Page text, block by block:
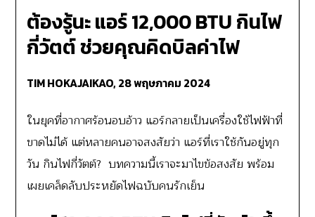
ต้องรู้นะ แอร์ 12,000 BTU กินไฟ
กี่วัตต์ ช่วยคุณคิดบิลค่าไฟ
TIM HOKAJAIKAO, 28 พฤษภาคม 2024
ในยุคที่อากาศร้อนอบอ้าว แอร์กลายเป็นเครื่องใช้ไฟฟ้าที่
ขาดไม่ได้ แต่หลายคนอาจสงสัยว่า แอร์ที่เราใช้กันอยู่ทุก
วัน กินไฟกี่วัตต์? บทความนี้เราจะมาไขข้อสงสัย พร้อม
เผยเคล็ดลับประหยัดไฟฉบับคนรักเย็น